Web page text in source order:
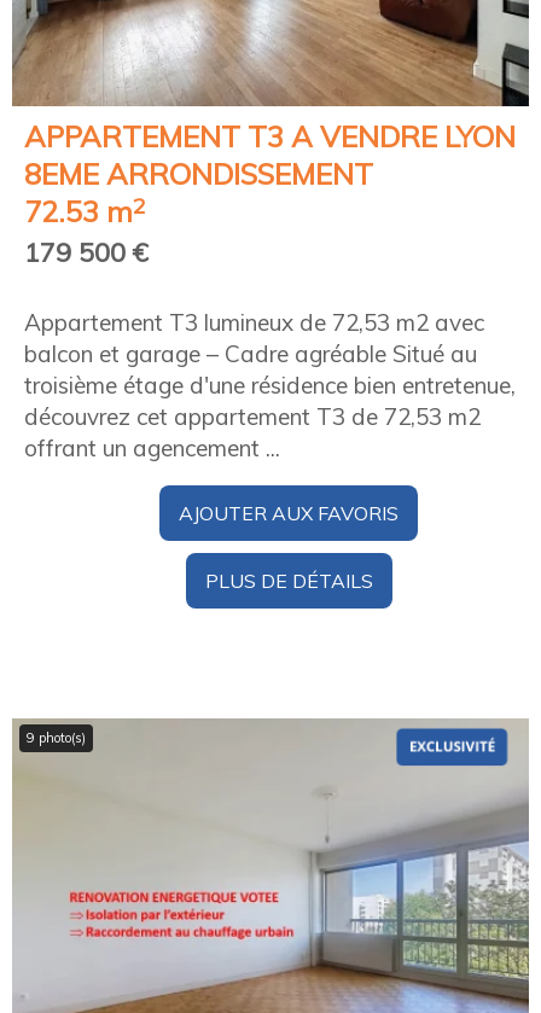
APPARTEMENT T3 A VENDRE LYON
8EME ARRONDISSEMENT
72.53 m2
179 500 €
Appartement T3 lumineux de 72,53 m2 avec
balcon et garage – Cadre agréable Situé au
troisième étage d'une résidence bien entretenue,
découvrez cet appartement T3 de 72,53 m2
offrant un agencement ...
AJOUTER AUX FAVORIS
PLUS DE DÉTAILS
9 photo(s)